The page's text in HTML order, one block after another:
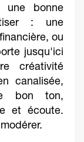
bonne
: une
ou
jusqu'ici
créativité
canalisée,
bon ton,
et écoute.